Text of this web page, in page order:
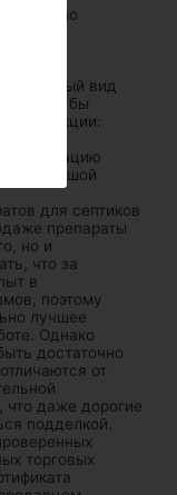
вид
хотя бы
продукции:
репутацию
небольшой
для септиков
препараты
но и
что за
в
поэтому
лучшее
Однако
достаточно
от
даже дорогие
подделкой.
торговых